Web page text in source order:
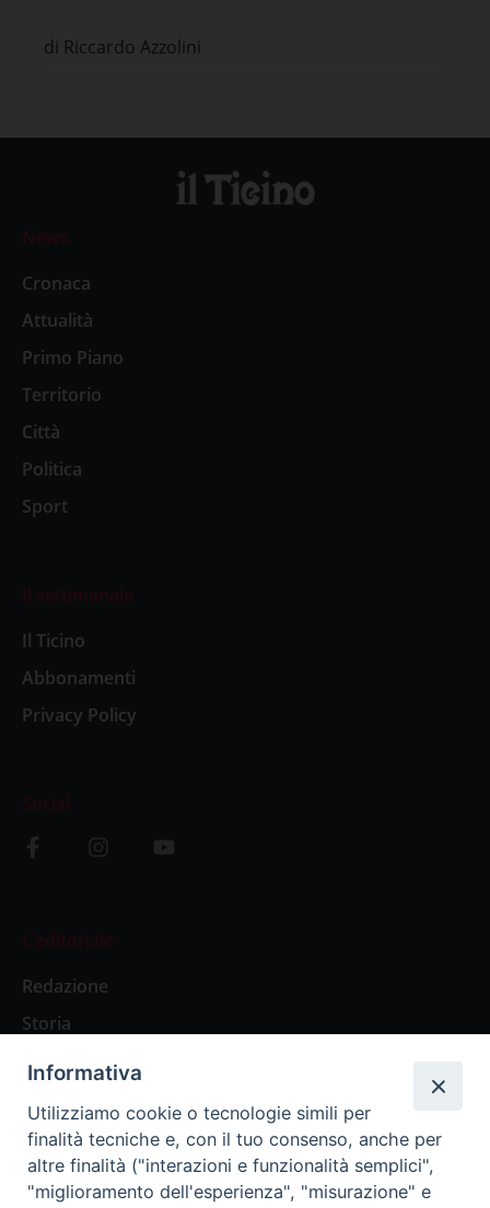
di Riccardo Azzolini
News
Cronaca
Attualità
Primo Piano
Territorio
Città
Politica
Sport
Il settimanale
Il Ticino
Abbonamenti
Privacy Policy
Social
L’editoriale
Redazione
Storia
Abbonamenti
Abbonamento Annuale Digitale
Abbonamento Annuale Cartaceo
Informativa
Utilizziamo cookie o tecnologie simili per
finalità tecniche e, con il tuo consenso, anche per
altre finalità ("interazioni e funzionalità semplici",
"miglioramento dell'esperienza", "misurazione" e